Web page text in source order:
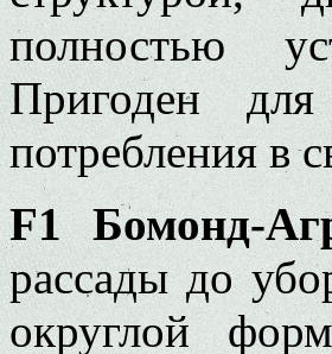
полностью
Пригоден
потребления в
F1 Бомонд-
рассады до
округлой